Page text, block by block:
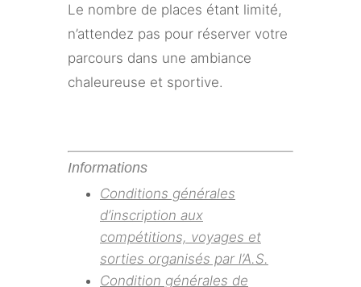
Le nombre de places étant limité,
n’attendez pas pour réserver votre
parcours dans une ambiance
chaleureuse et sportive.
Informations
Conditions générales
d’inscription aux
compétitions, voyages et
sorties organisés par l’A.S.
Condition générales de